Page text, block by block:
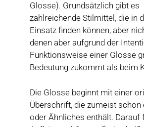
Glosse). Grundsätzlich gibt es
zahlreichende Stilmittel, die in
Einsatz finden können, aber
denen aber aufgrund der
Funktionsweise einer Glosse
Bedeutung zukommt als beim
Die Glosse beginnt mit einer
Überschrift, die zumeist schon
oder Ähnliches enthält. Darauf